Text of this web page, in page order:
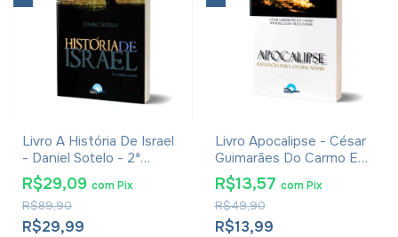
Livro A História De Israel
- Daniel Sotelo - 2ª
Edição Revisada
R$29,99
R$89,90
R$29,09 comPix
Livro Apocalipse - César
Guimarães Do Carmo E
Wendell Lessa Vilela
Xavier
R$13,99
R$49,90
R$13,57 com Pix